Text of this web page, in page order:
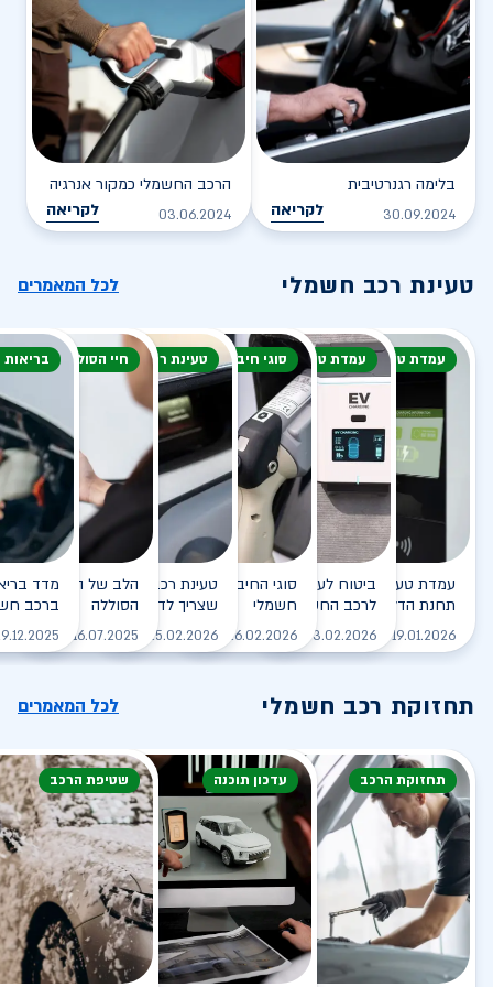
בלימה רגנרטיבית
30.09.2024 לקריאה
הרכב החשמלי כמקור אנרגיה
03.06.2024 לקריאה
טעינת רכב חשמלי לכל המאמרים
עמדת טעינה
עמדת טעינה - הסוף של
תחנת הדלק?
19.01.2026 לקריאה
עמדת טעינה
ביטוח לעמדת טעינה ביתית
לרכב החשמלי
03.02.2026 לקריאה
סוגי חיבור
סוגי החיבורים לטעינת רכב
חשמלי
26.02.2026 לקריאה
טעינת רכב חשמלי
טעינת רכב חשמלי - כל מה
שצריך לדעת
25.02.2026 לקריאה
חיי הסוללה
הלב של הרכב
הסוללה
16.07.2025
ברכב
תחזוקת רכב חשמלי לכל המאמרים
תחזוקת הרכב עדכון תוכנה שטיפת הרכב